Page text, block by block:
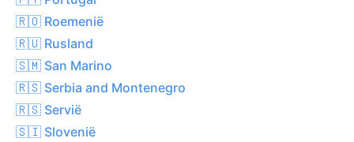
🇷🇴 Roemenië
🇷🇺 Rusland
🇸🇲 San Marino
🇷🇸 Serbia and Montenegro
🇷🇸 Servië
🇸🇮 Slovenië